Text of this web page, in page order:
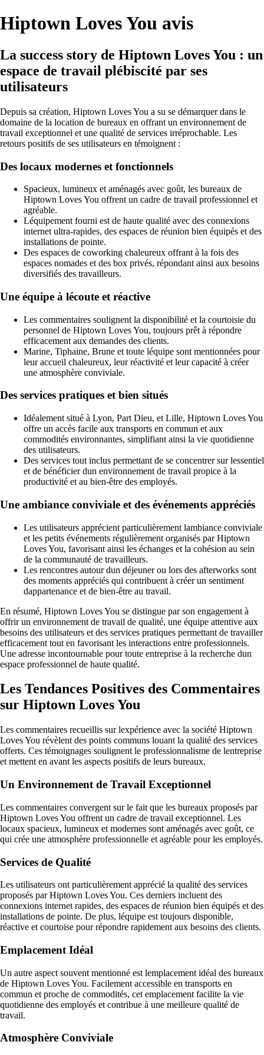
Hiptown Loves You avis
La success story de Hiptown Loves You : un
espace de travail plébiscité par ses
utilisateurs
Depuis sa création, Hiptown Loves You a su se démarquer dans le
domaine de la location de bureaux en offrant un environnement de
travail exceptionnel et une qualité de services irréprochable. Les
retours positifs de ses utilisateurs en témoignent :
Des locaux modernes et fonctionnels
Spacieux, lumineux et aménagés avec goût, les bureaux de
Hiptown Loves You offrent un cadre de travail professionnel et
agréable.
Léquipement fourni est de haute qualité avec des connexions
internet ultra-rapides, des espaces de réunion bien équipés et des
installations de pointe.
Des espaces de coworking chaleureux offrant à la fois des
espaces nomades et des box privés, répondant ainsi aux besoins
diversifiés des travailleurs.
Une équipe à lécoute et réactive
Les commentaires soulignent la disponibilité et la courtoisie du
personnel de Hiptown Loves You, toujours prêt à répondre
efficacement aux demandes des clients.
Marine, Tiphaine, Brune et toute léquipe sont mentionnées pour
leur accueil chaleureux, leur réactivité et leur capacité à créer
une atmosphère conviviale.
Des services pratiques et bien situés
Idéalement situé à Lyon, Part Dieu, et Lille, Hiptown Loves You
offre un accès facile aux transports en commun et aux
commodités environnantes, simplifiant ainsi la vie quotidienne
des utilisateurs.
Des services tout inclus permettant de se concentrer sur lessentiel
et de bénéficier dun environnement de travail propice à la
productivité et au bien-être des employés.
Une ambiance conviviale et des événements appréciés
Les utilisateurs apprécient particulièrement lambiance conviviale
et les petits événements régulièrement organisés par Hiptown
Loves You, favorisant ainsi les échanges et la cohésion au sein
de la communauté de travailleurs.
Les rencontres autour dun déjeuner ou lors des afterworks sont
des moments appréciés qui contribuent à créer un sentiment
dappartenance et de bien-être au travail.
En résumé, Hiptown Loves You se distingue par son engagement à
offrir un environnement de travail de qualité, une équipe attentive aux
besoins des utilisateurs et des services pratiques permettant de travailler
efficacement tout en favorisant les interactions entre professionnels.
Une adresse incontournable pour toute entreprise à la recherche dun
espace professionnel de haute qualité.
Les Tendances Positives des Commentaires
sur Hiptown Loves You
Les commentaires recueillis sur lexpérience avec la société Hiptown
Loves You révèlent des points communs louant la qualité des services
offerts. Ces témoignages soulignent le professionnalisme de lentreprise
et mettent en avant les aspects positifs de leurs bureaux.
Un Environnement de Travail Exceptionnel
Les commentaires convergent sur le fait que les bureaux proposés par
Hiptown Loves You offrent un cadre de travail exceptionnel. Les
locaux spacieux, lumineux et modernes sont aménagés avec goût, ce
qui crée une atmosphère professionnelle et agréable pour les employés.
Services de Qualité
Les utilisateurs ont particulièrement apprécié la qualité des services
proposés par Hiptown Loves You. Ces derniers incluent des
connexions internet rapides, des espaces de réunion bien équipés et des
installations de pointe. De plus, léquipe est toujours disponible,
réactive et courtoise pour répondre rapidement aux besoins des clients.
Emplacement Idéal
Un autre aspect souvent mentionné est lemplacement idéal des bureaux
de Hiptown Loves You. Facilement accessible en transports en
commun et proche de commodités, cet emplacement facilite la vie
quotidienne des employés et contribue à une meilleure qualité de
travail.
Atmosphère Conviviale